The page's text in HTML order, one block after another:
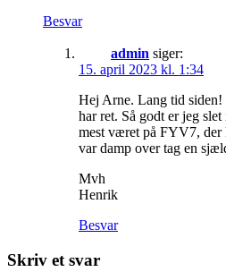
Besvar
admin siger:
15. april 2023 kl. 1:34
Hej Arne. Lang tid
har ret. Så godt er jeg
mest været på FYV7, der
var damp over tag en
Mvh
Henrik
Besvar
Skriv et svar